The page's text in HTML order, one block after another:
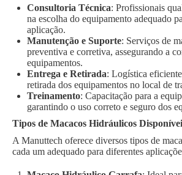
Consultoria Técnica: Profissionais
na escolha do equipamento adequado
aplicação.
Manutenção e Suporte: Serviços de
preventiva e corretiva, assegurando a
equipamentos.
Entrega e Retirada: Logística
retirada dos equipamentos no local de
Treinamento: Capacitação para a
garantindo o uso correto e seguro dos
Tipos de Macacos Hidráulicos
A Manuttech oferece diversos tipos de
cada um adequado para diferentes